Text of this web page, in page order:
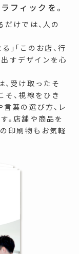
フィックを。
けでは、人の
「このお店、行
出すデザインを心
、受け取ったそ
、視線をひき
葉の選び方、レ
。店舗や商品を
印刷物もお気軽